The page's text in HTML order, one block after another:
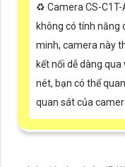
♻️ Camera CS-C1T-
không có tính năng
minh, camera này
kết nối dễ dàng
nét, bạn có thể
quan sát của